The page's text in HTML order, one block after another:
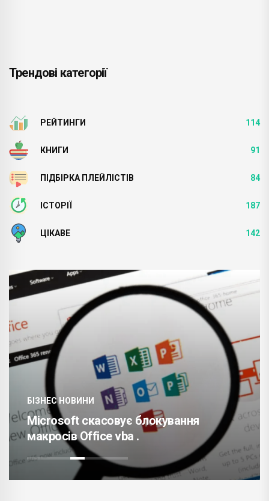
Трендові категорії
РЕЙТИНГИ 114
КНИГИ 91
ПІДБІРКА ПЛЕЙЛІСТІВ 84
ІСТОРІЇ 187
ЦІКАВЕ 142
БІЗНЕС НОВИНИ
Microsoft скасовує блокування
макросів Office vba .